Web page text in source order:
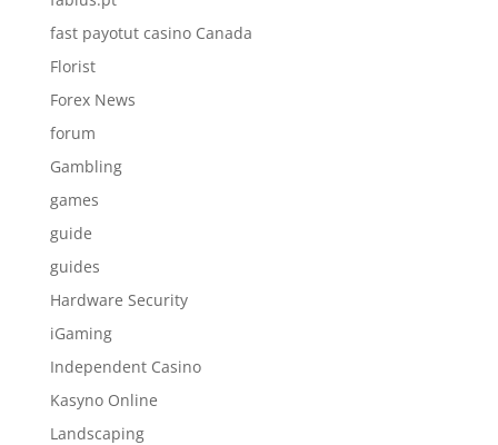
fast payotut casino Canada
Florist
Forex News
forum
Gambling
games
guide
guides
Hardware Security
iGaming
Independent Casino
Kasyno Online
Landscaping